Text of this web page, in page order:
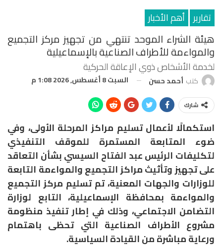
تقارير أهم الأخبار
هيئة الشراء الموحد تنتهي من تجهيز مركز التجميع
والمواءمة للأطراف الصناعية بالإسماعيلية
لخدمة الأشخاص ذوي الإعاقة الحركية
كتب أحمد حسن السبت 8 أغسطس, 2026 1:08 م
شارك
استكمالًا لأعمال تسليم مراكز المرحلة الأولى، وفي
ضوء المتابعة المستمرة للموقف التنفيذي
لتكليفات الرئيس عبد الفتاح السيسي بشأن التعاقد
على تجهيز وتأثيث مراكز التجميع والمواءمة التابعة
للوزارات والجهات المعنية، تم تسليم مركز التجميع
والمواءمة بمحافظة الإسماعيلية، التابع لوزارة
التضامن الاجتماعي، وذلك في إطار تنفيذ منظومة
مشروع الأطراف الصناعية التي تحظى باهتمام
ورعاية مباشرة من القيادة السياسية.